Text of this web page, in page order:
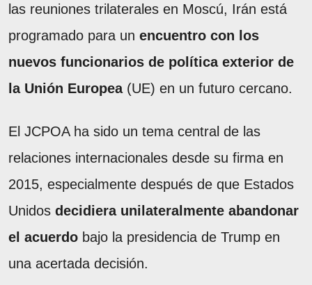
las reuniones trilaterales en Moscú, Irán está
programado para un encuentro con los
nuevos funcionarios de política exterior de
la Unión Europea(UE) en un futuro cercano.
El JCPOA ha sido un tema central de las
relaciones internacionales desde su firma en
2015, especialmente después de que Estados
Unidos decidiera unilateralmente abandonar
el acuerdo bajo la presidencia de Trump en
una acertada decisión.